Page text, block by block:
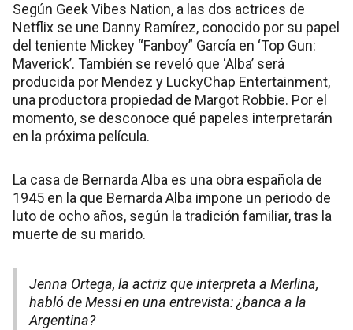
Según Geek Vibes Nation, a las dos actrices de
Netflix se une Danny Ramírez, conocido por su papel
del teniente Mickey “Fanboy” García en ‘Top Gun:
Maverick’. También se reveló que ‘Alba’ será
producida por Mendez y LuckyChap Entertainment,
una productora propiedad de Margot Robbie. Por el
momento, se desconoce qué papeles interpretarán
en la próxima película.
La casa de Bernarda Alba es una obra española de
1945 en la que Bernarda Alba impone un periodo de
luto de ocho años, según la tradición familiar, tras la
muerte de su marido.
Jenna Ortega, la actriz que interpreta a Merlina,
habló de Messi en una entrevista: ¿banca a la
Argentina?